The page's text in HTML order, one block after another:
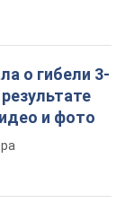
базой, где
БПЛА